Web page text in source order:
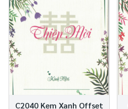
C2040 Kem Xanh Offset